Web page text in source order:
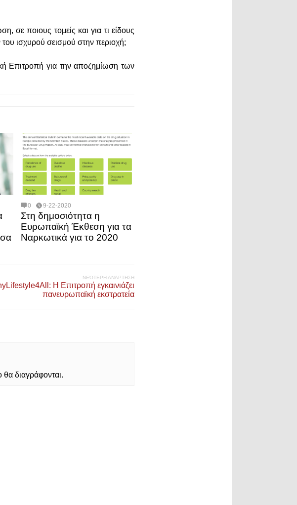
σε ποιους τομείς και για τι είδους
ισχυρού σεισμού στην περιοχή;
Επιτροπή για την αποζημίωση των
0 9-22-2020
Στη δημοσιότητα η
Ευρωπαϊκή Έκθεση για τα
Ναρκωτικά για το 2020
ΝΕΌΤΕΡΗ ΑΝΆΡΤΗΣΗ
Η Επιτροπή εγκαινιάζει
πανευρωπαϊκή εκστρατεία
διαγράφονται.